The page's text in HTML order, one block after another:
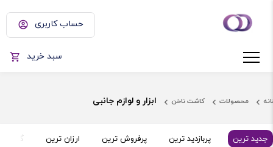
حساب کاربری
سبد خرید
محصولات کاشت ناخن ابزار و لوازم جانبی
جدید ترین پربازدید ترین پرفروش ترین ارزان ترین گران